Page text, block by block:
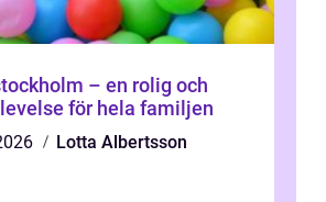
– en rolig och
för hela familjen
Lotta Albertsson